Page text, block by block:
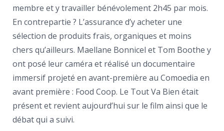
membre et y travailler bénévolement 2h45 par mois.
En contrepartie ? L’assurance d’y acheter une
sélection de produits frais, organiques et moins
chers qu’ailleurs. Maellane Bonnicel et Tom Boothe y
ont posé leur caméra et réalisé un documentaire
immersif projeté en avant-première au Comoedia en
avant première : Food Coop. Le Tout Va Bien était
présent et revient aujourd’hui sur le film ainsi que le
débat qui a suivi.